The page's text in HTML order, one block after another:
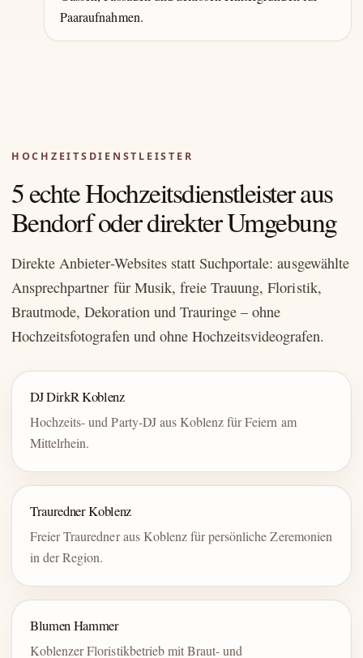
Paaraufnahmen.
HOCHZEITSDIENSTLEISTER
5 echte Hochzeitsdienstleister aus
Bendorf oder direkter Umgebung
Direkte Anbieter-Websites statt Suchportale: ausgewählte
Ansprechpartner für Musik, freie Trauung, Floristik,
Brautmode, Dekoration und Trauringe – ohne
Hochzeitsfotografen und ohne Hochzeitsvideografen.
DJ DirkR Koblenz
Hochzeits- und Party-DJ aus Koblenz für Feiern am
Mittelrhein.
Trauredner Koblenz
Freier Trauredner aus Koblenz für persönliche Zeremonien
in der Region.
Blumen Hammer
Koblenzer Floristikbetrieb mit Braut- und